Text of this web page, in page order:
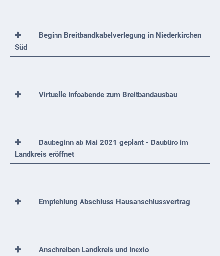
Beginn Breitbandkabelverlegung in Niederkirchen
Süd
Virtuelle Infoabende zum Breitbandausbau
Baubeginn ab Mai 2021 geplant - Baubüro im
Landkreis eröffnet
Empfehlung Abschluss Hausanschlussvertrag
Anschreiben Landkreis und Inexio